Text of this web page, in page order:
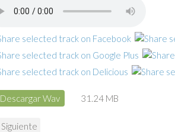
Descargar Wav 31.24 MB
Siguiente